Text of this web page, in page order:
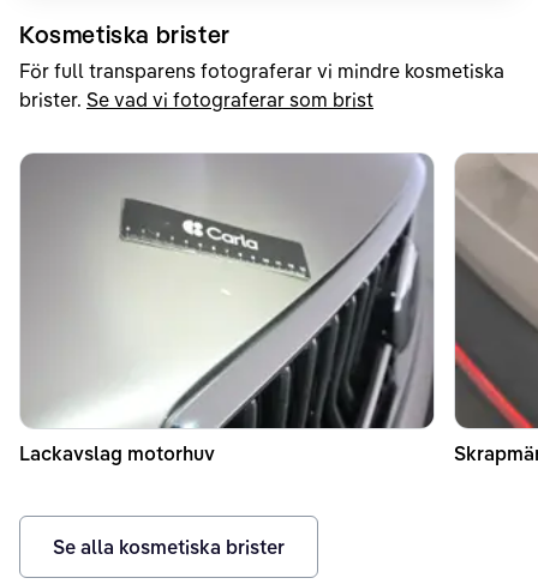
Kosmetiska brister
För full transparens fotograferar vi mindre kosmetiska
brister. Se vad vi fotograferar som brist
Lackavslag motorhuv
Se alla kosmetiska brister